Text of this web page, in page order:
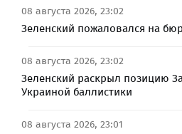
08 августа 2026, 23:02
Зеленский пожаловался на
08 августа 2026, 23:02
Зеленский раскрыл позицию
Украиной баллистики
08 августа 2026, 23:01